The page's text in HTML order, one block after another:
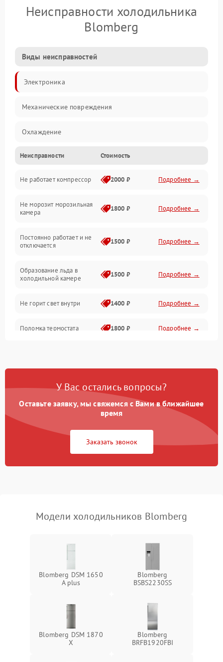
Неисправности холодильника
Blomberg
Виды неисправностей
Электроника
Механические повреждения
Охлаждение
Механика
Электропитание
Дренаж
Неисправности Стоимость
Не работает компрессор 2000 ₽ Подробнее →
Не морозит морозильная
камера
1800 ₽ Подробнее →
Постоянно работает и не
отключается
1500 ₽ Подробнее →
Образование льда в
холодильной камере
1500 ₽ Подробнее →
Не горит свет внутри 1400 ₽ Подробнее →
Поломка термостата 1800 ₽ Подробнее →
Образование конденсата
1800 ₽ Подробнее →
Сбой в работе инвертора
работе
2000 ₽ Подробнее →
У Вас остались вопросы?
Оставьте заявку, мы свяжемся с Вами в ближайшее
время
Заказать звонок
Модели холодильников Blomberg
Blomberg DSM 1650
A plus
Blomberg
BSBS2230SS
Blomberg DSM 1870
X
Blomberg
BRFB1920FBI